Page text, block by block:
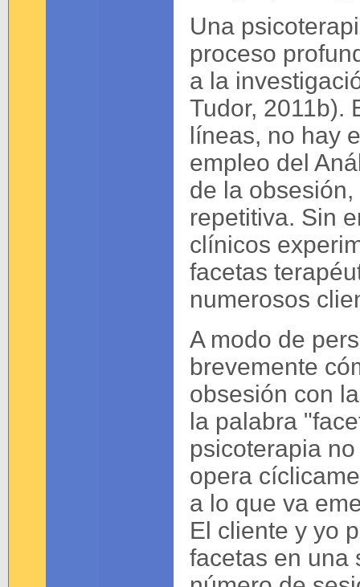
Una
proceso
a la
Tudor, 2011b).
líneas, no hay
empleo del
de la
repetitiva. Sin
clínicos
facetas
numerosos
A modo de
brevemente
obsesión con
la palabra
psicoterapia
opera
a lo que va
El cliente y yo
facetas en una